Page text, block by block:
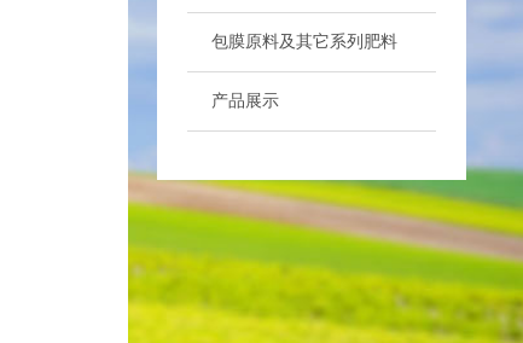
包膜原料及其它系列肥料>
产品展示